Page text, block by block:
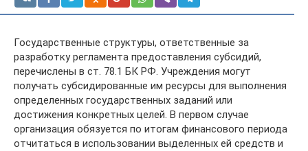
Государственные структуры, ответственные за
разработку регламента предоставления субсидий,
перечислены в ст. 78.1 БК РФ. Учреждения могут
получать субсидированные им ресурсы для выполнения
определенных государственных заданий или
достижения конкретных целей. В первом случае
организация обязуется по итогам финансового периода
отчитаться в использовании выделенных ей средств и